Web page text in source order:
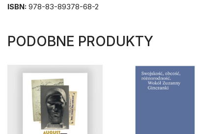
ISBN: 978-83-89378-68-2
PODOBNE PRODUKTY